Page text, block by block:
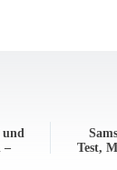
und
–
Test,